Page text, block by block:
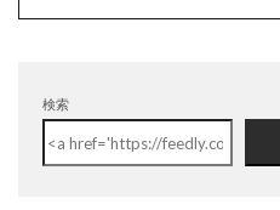
検索